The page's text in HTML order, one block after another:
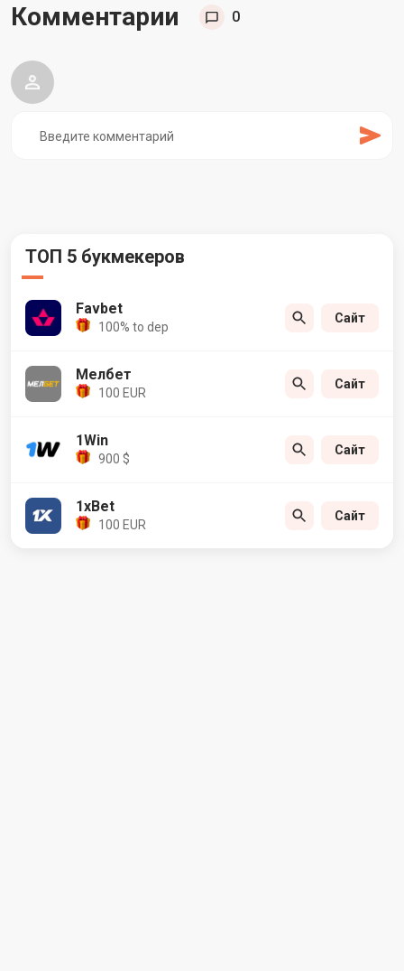
Комментарии 0
ТОП 5 букмекеров
Favbet
100% to dep
Сайт
Мелбет
100 EUR
Сайт
1Win
900 $
Сайт
1xBet
100 EUR
Сайт